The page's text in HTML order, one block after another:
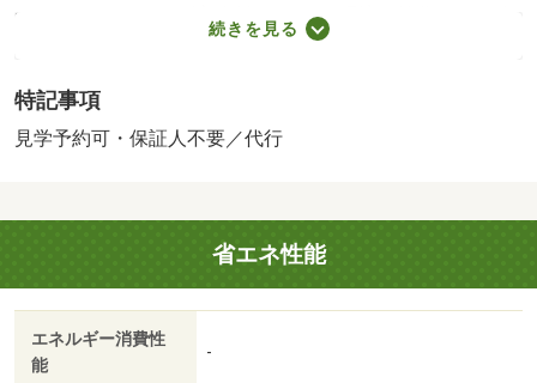
ームシェア不可/カギ交換料 16500円/環境維持費 550円/賃
続きを見る
特記事項
見学予約可・保証人不要／代行
省エネ性能
エネルギー消費性
能
-